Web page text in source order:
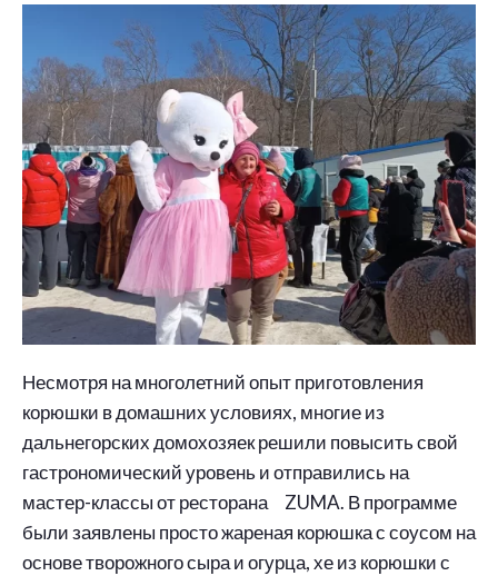
Несмотря на многолетний опыт приготовления
корюшки в домашних условиях, многие из
дальнегорских домохозяек решили повысить свой
гастрономический уровень и отправились на
мастер-классы от ресторана ZUMA. В программе
были заявлены просто жареная корюшка с соусом на
основе творожного сыра и огурца, хе из корюшки с